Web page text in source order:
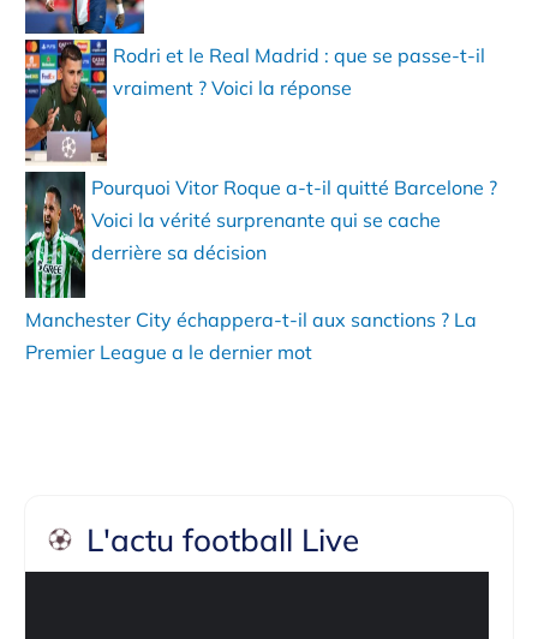
Rodri et le Real Madrid : que se passe-t-il
vraiment ? Voici la réponse
Pourquoi Vitor Roque a-t-il quitté Barcelone ?
Voici la vérité surprenante qui se cache
derrière sa décision
Manchester City échappera-t-il aux sanctions ? La
Premier League a le dernier mot
L'actu football Live